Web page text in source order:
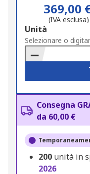
369,00
(IVA esclusa)
Add
to
Basket
Unità
Selezionare o
Consegna
da 60,00 €
200 unità in
2026